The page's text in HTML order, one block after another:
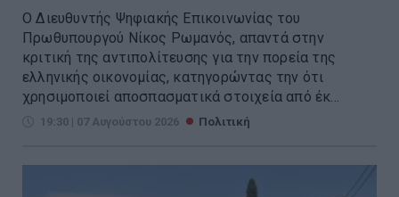
Ο Διευθυντής Ψηφιακής Επικοινωνίας του
Πρωθυπουργού Νίκος Ρωμανός, απαντά στην
κριτική της αντιπολίτευσης για την πορεία της
ελληνικής οικονομίας, κατηγορώντας την ότι
χρησιμοποιεί αποσπασματικά στοιχεία από έκ...
19:30 | 07 Αυγούστου 2026 Πολιτική